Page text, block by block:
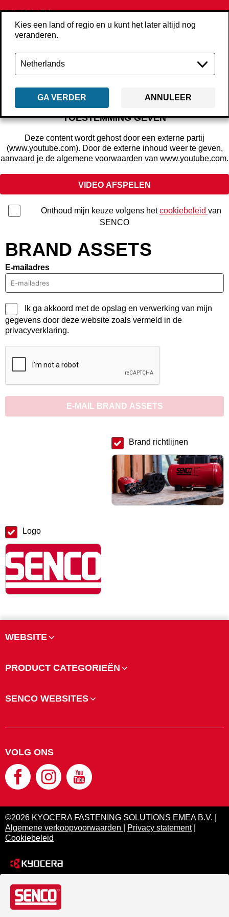
Kies een land of regio en u kunt het later altijd nog
veranderen.
GA VERDER ANNULEER
Terug brand-assets
OM DEZE VIDEO TE BEKIJKEN MOET JE
TOESTEMMING GEVEN
Deze content wordt gehost door een externe partij
(www.youtube.com). Door de externe inhoud weer te geven,
aanvaard je de algemene voorwaarden van www.youtube.com.
VIDEO AFSPELEN
Onthoud mijn keuze volgens hetcookiebeleid van
SENCO
BRAND ASSETS
E-mailadres
Ik ga akkoord met de opslag en verwerking van mijn
gegevens door deze website zoals vermeld in de
privacyverklaring.
E-MAIL BRAND ASSETS
Brand richtlijnen
Logo
WEBSITE
PRODUCT CATEGORIEËN
SENCO WEBSITES
VOLG ONS
©2026 KYOCERA FASTENING SOLUTIONS EMEA B.V. |
Algemene verkoopvoorwaarden
Privacy statement|
Cookiebeleid